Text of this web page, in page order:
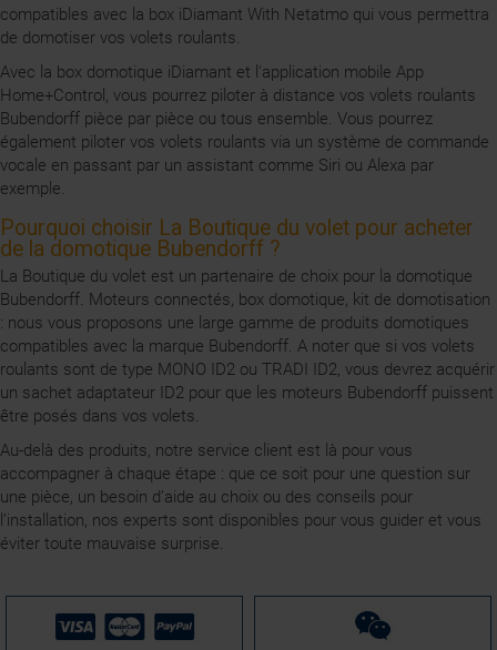
compatibles avec la box iDiamant With Netatmo qui vous permettra
de domotiser vos volets roulants.
Avec la box domotique iDiamant et l'application mobile App
Home+Control, vous pourrez piloter à distance vos volets roulants
Bubendorff pièce par pièce ou tous ensemble. Vous pourrez
également piloter vos volets roulants via un système de commande
vocale en passant par un assistant comme Siri ou Alexa par
exemple.
Pourquoi choisir La Boutique du volet pour acheter
de la domotique Bubendorff ?
La Boutique du volet est un partenaire de choix pour la domotique
Bubendorff. Moteurs connectés, box domotique, kit de domotisation
: nous vous proposons une large gamme de produits domotiques
compatibles avec la marque Bubendorff. A noter que si vos volets
roulants sont de type MONO ID2 ou TRADI ID2, vous devrez acquérir
un sachet adaptateur ID2 pour que les moteurs Bubendorff puissent
être posés dans vos volets.
Au-delà des produits, notre service client est là pour vous
accompagner à chaque étape : que ce soit pour une question sur
une pièce, un besoin d’aide au choix ou des conseils pour
l’installation, nos experts sont disponibles pour vous guider et vous
éviter toute mauvaise surprise.